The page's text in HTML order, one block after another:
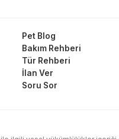
Pet Blog
Bakım Rehberi
Tür Rehberi
İlan Ver
Soru Sor